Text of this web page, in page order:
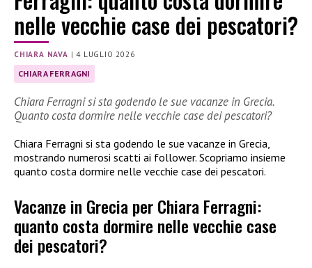
nelle vecchie case dei pescatori?
CHIARA NAVA |4 LUGLIO 2026
CHIARA FERRAGNI
Chiara Ferragni si sta godendo le sue vacanze in Grecia.
Quanto costa dormire nelle vecchie case dei pescatori?
Chiara Ferragni si sta godendo le sue vacanze in Grecia,
mostrando numerosi scatti ai follower. Scopriamo insieme
quanto costa dormire nelle vecchie case dei pescatori.
Vacanze in Grecia per Chiara Ferragni:
quanto costa dormire nelle vecchie case
dei pescatori?